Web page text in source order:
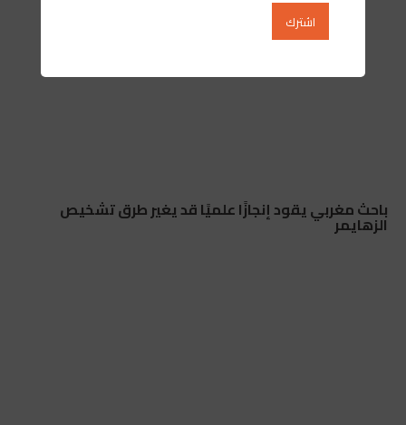
باحث مغربي يقود إنجازًا علميًا قد يغير طرق تشخيص
الزهايمر